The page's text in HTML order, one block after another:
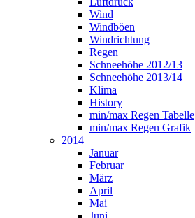
Wind
Windböen
Windrichtung
Regen
Schneehöhe 2012/13
Schneehöhe 2013/14
Klima
History
min/max Regen Tabelle
min/max Regen Grafik
2014
Januar
Februar
März
April
Mai
Juni